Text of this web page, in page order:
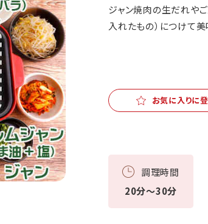
ジャン焼肉の生だれや
入れたもの）につけて美
お気に入りに
調理時間
20分～30分